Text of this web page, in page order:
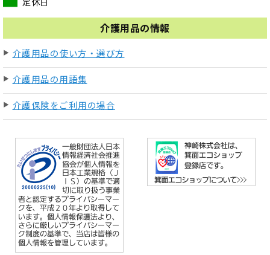
介護用品の情報
介護用品の使い方・選び方
介護用品の用語集
介護保険をご利用の場合